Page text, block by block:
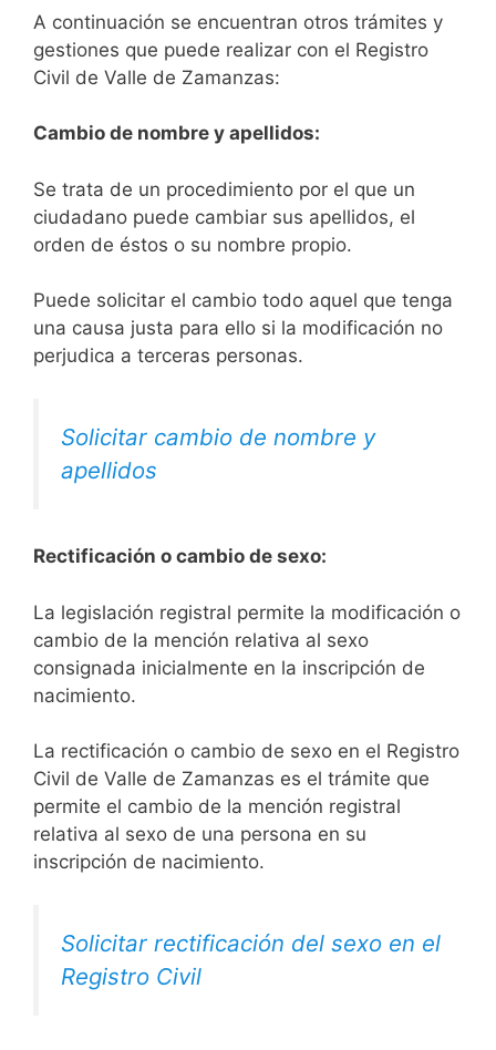
A continuación se encuentran otros trámites y
gestiones que puede realizar con el Registro
Civil de Valle de Zamanzas:
Cambio de nombre y apellidos:
Se trata de un procedimiento por el que un
ciudadano puede cambiar sus apellidos, el
orden de éstos o su nombre propio.
Puede solicitar el cambio todo aquel que tenga
una causa justa para ello si la modificación no
perjudica a terceras personas.
Solicitar cambio de nombre y
apellidos
Rectificación o cambio de sexo:
La legislación registral permite la modificación o
cambio de la mención relativa al sexo
consignada inicialmente en la inscripción de
nacimiento.
La rectificación o cambio de sexo en el Registro
Civil de Valle de Zamanzas es el trámite que
permite el cambio de la mención registral
relativa al sexo de una persona en su
inscripción de nacimiento.
Solicitar rectificación del sexo en el
Registro Civil